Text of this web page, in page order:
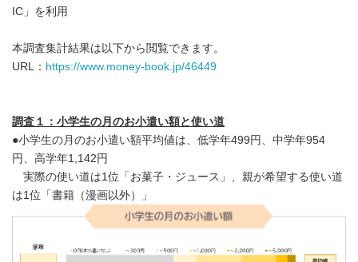
IC」を利用
本調査集計結果は以下から閲覧できます。
URL： https://www.money-book.jp/46449
調査１：小学生の月のお小遣い額と使い道
●小学生の月のお小遣い額平均値は、低学年499円、中学年954
円、高学年1,142円
実際の使い道は1位「お菓子・ジュース」、親が希望する使い道
は1位「書籍（漫画以外）」